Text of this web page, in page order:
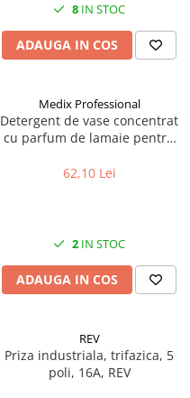
8 IN STOC
ADAUGA IN COS
Medix Professional
Detergent de vase concentrat
cu parfum de lamaie pentru
ingredient antibacterian, 5
62,10 Lei
2 IN STOC
ADAUGA IN COS
REV
Priza industriala, trifazica, 5
poli, 16A, REV